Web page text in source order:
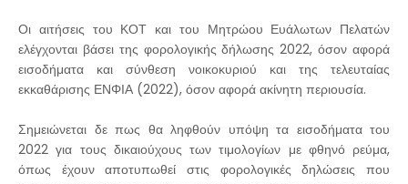
Οι αιτήσεις του ΚΟΤ και του Μητρώου Ευάλωτων Πελατών
ελέγχονται βάσει της φορολογικής δήλωσης 2022, όσον αφορά
εισοδήματα και σύνθεση νοικοκυριού και της τελευταίας
εκκαθάρισης ΕΝΦΙΑ (2022), όσον αφορά ακίνητη περιουσία.
Σημειώνεται δε πως θα ληφθούν υπόψη τα εισοδήματα του
2022 για τους δικαιούχους των τιμολογίων με φθηνό ρεύμα,
όπως έχουν αποτυπωθεί στις φορολογικές δηλώσεις που